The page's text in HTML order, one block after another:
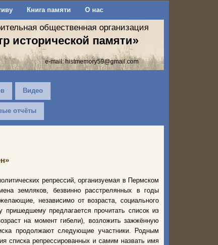
Книга памяти О нас
общественная организация
исторической памяти»
e-mail:histmemory59@gmail.com
Видео
отчёты
репрессий, организуемая в Пермском
земляков, безвинно расстрелянных в годы
независимо от возраста, социального
пришедшему предлагается прочитать список из
на момент гибели), возложить зажжённую
продолжают следующие участники. Родным
списка репрессированных и самим назвать имя